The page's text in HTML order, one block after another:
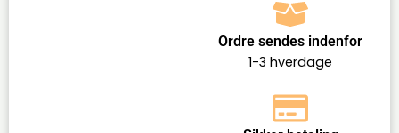
Ordre sendes indenfor
1-3 hverdage